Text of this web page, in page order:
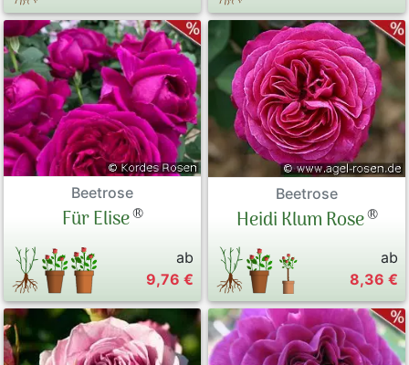
Beetrose
Für Elise®
ab
9,76 €
Beetrose
Heidi Klum Rose®
ab
8,36 €